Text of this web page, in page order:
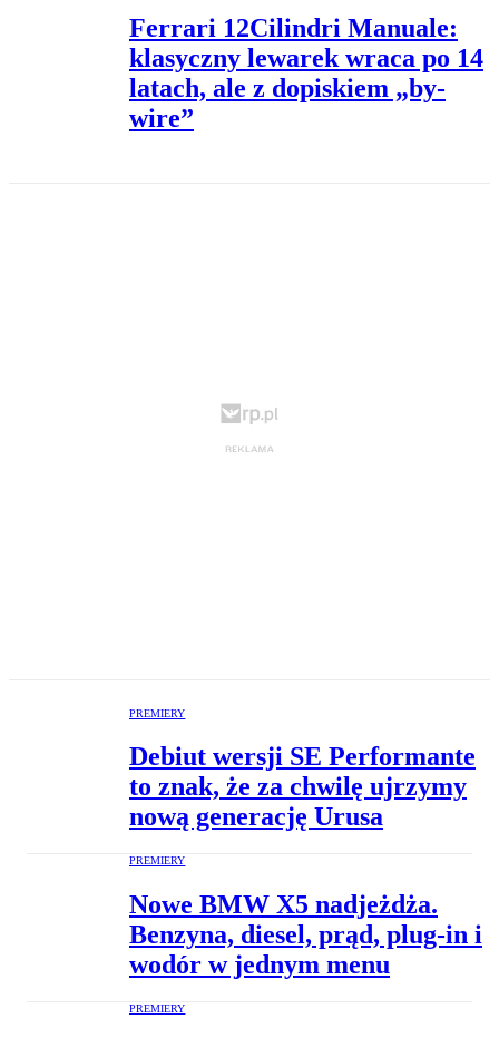
Ferrari 12Cilindri Manuale:
klasyczny lewarek wraca po 14
latach, ale z dopiskiem „by-
wire”
PREMIERY
Debiut wersji SE Performante
to znak, że za chwilę ujrzymy
nową generację Urusa
PREMIERY
Nowe BMW X5 nadjeżdża.
Benzyna, diesel, prąd, plug-in i
wodór w jednym menu
PREMIERY